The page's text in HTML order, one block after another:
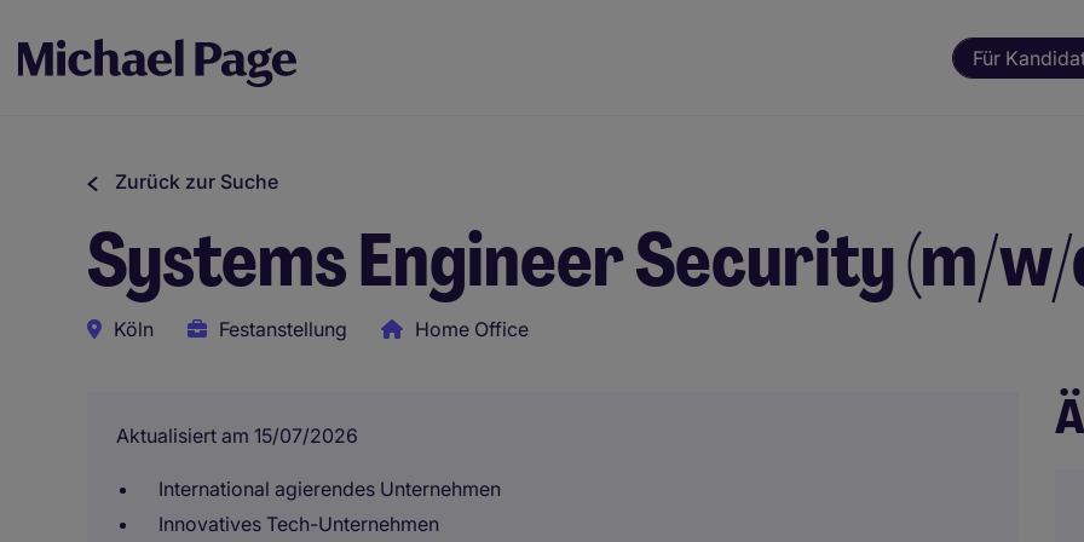
Für
Zurück zur Suche
Systems Engineer Security (m/
Köln Festanstellung Home Office
Aktualisiert am 15/07/2026
International agierendes Unternehmen
Innovatives Tech-Unternehmen